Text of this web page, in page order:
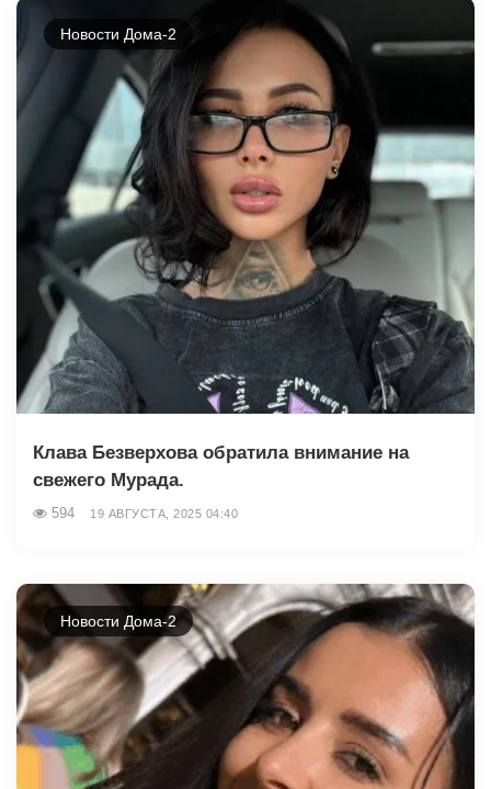
Новости Дома-2
Клава Безверхова обратила внимание на
свежего Мурада.
594 19 АВГУСТА, 2025 04:40
Новости Дома-2